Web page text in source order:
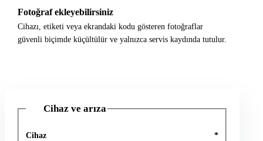
Fotoğraf ekleyebilirsiniz
Cihazı, etiketi veya ekrandaki kodu gösteren fotoğraflar
güvenli biçimde küçültülür ve yalnızca servis kaydında tutulur.
Cihaz ve arıza
Cihaz *